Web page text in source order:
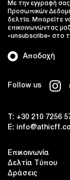
Follow us
T: +30 210 7256
E:
Επικοινωνία
Δελτία Τύπου
Δράσεις
Αποδοχή
Με την εγγραφή
Προσωπικών
δελτία. Μπορείτε
επικοινωνώντας
«unsubscribe» στο